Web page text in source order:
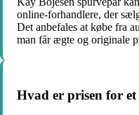
online-forhandlere, der
Det anbefales at købe fra
man får ægte og originale
Hvad er prisen for